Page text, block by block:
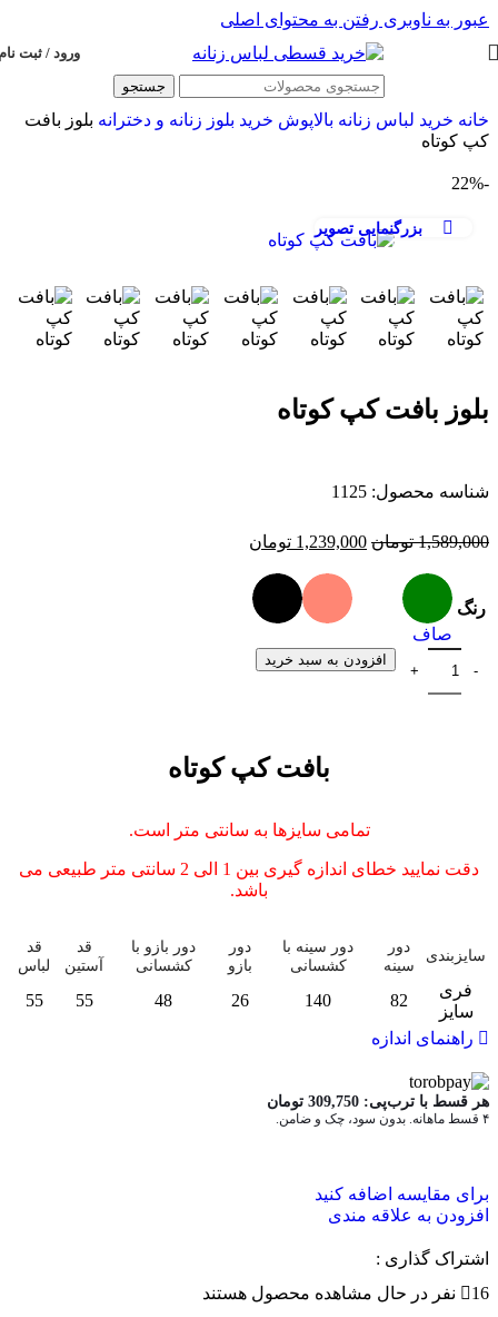
عبور به ناوبری رفتن به محتوای اصلی
ورود / ثبت
جستجو
خانه خرید لباس زنانه بالاپوش خرید بلوز زنانه و دخترانه بلوز بافت
کپ کوتاه
-22%
بزرگنمایی تصویر
بلوز بافت کپ کوتاه
شناسه محصول: 1125
1,589,000 تومان 1,239,000 تومان
رنگ
صاف
افزودن به سبد خرید
بافت کپ کوتاه
تمامی سایزها به سانتی متر است.
دقت نمایید خطای اندازه گیری بین 1 الی 2 سانتی متر طبیعی می
باشد.
سایزبندی
دور
سینه
دور سینه با
کشسانی
دور
بازو
دور بازو با
کشسانی
قد
آستین
قد
لباس
فری
سایز
82
140
26
48
55
55
راهنمای اندازه
هر قسط با ترب‌پی: 309,750 تومان
۴ قسط ماهانه. بدون سود، چک و ضامن.
برای مقایسه اضافه کنید
افزودن به علاقه مندی
اشتراک گذاری :
16
نفر در حال مشاهده محصول هستند